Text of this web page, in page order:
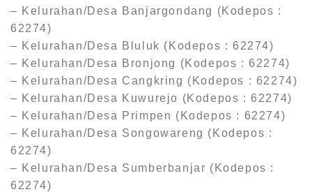
– Kelurahan/Desa Banjargondang (Kodepos :
62274)
– Kelurahan/Desa Bluluk (Kodepos : 62274)
– Kelurahan/Desa Bronjong (Kodepos : 62274)
– Kelurahan/Desa Cangkring (Kodepos : 62274)
– Kelurahan/Desa Kuwurejo (Kodepos : 62274)
– Kelurahan/Desa Primpen (Kodepos : 62274)
– Kelurahan/Desa Songowareng (Kodepos :
62274)
– Kelurahan/Desa Sumberbanjar (Kodepos :
62274)